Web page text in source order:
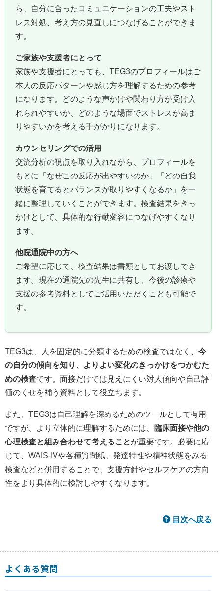
ら、自分に合ったコミュニケーションの工夫やスト
レス対処、考え方の見直しにつなげることができま
す。
ご家族や支援者にとって
家族や支援者にとっても、TEG3のプロフィールはご
本人の反応パターンや感じ方を理解するための参考
になります。どのような声かけや関わり方が受け入
れられやすいか、どのような場面でストレスが高ま
りやすいかを考える手がかりになります。
カウンセリングでの活用
交流分析の視点を取り入れながら、プロフィールを
もとに「なぜこの反応が出やすいのか」「どの自我
状態を育てるとバランスが取りやすくなるか」を一
緒に整理していくことができます。検査結果をきっ
かけとして、具体的な行動変容につなげやすくなり
ます。
他院通院中の方へ
ご希望に応じて、検査結果は書類としてお渡しでき
ます。現在の通院先の先生に共有し、今後の診療や
支援の参考資料としてご活用いただくことも可能で
す。
TEG3は、人を固定的に分類するための検査ではなく、 今
の自分の傾向を知り、よりよい変化のきっかけをつかむた
めの検査です。面接だけでは見えにくい対人傾向や自己評
価のくせを補う資料として役立ちます。
また、TEG3は自己理解を深めるためのツールとして有用
ですが、より立体的に理解するためには、
臨床面接や他の
心理検査と組み合わせて考えることが重要です。必要に応
じて、WAIS-IVや各種質問紙、発達特性や精神状態をみる
検査などと併用することで、支援方針やセルフケアの方向
性をより具体的に検討しやすくなります。
目次へ戻る
よくある質問